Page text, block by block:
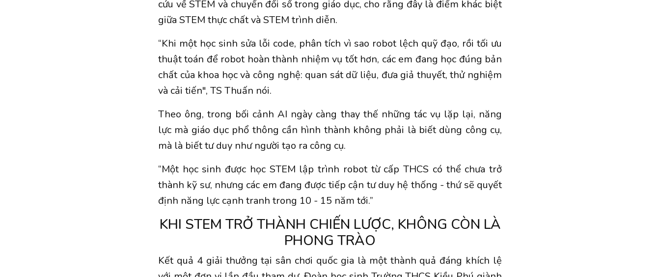
cứu về STEM và chuyển đổi số trong giáo dục, cho rằng đây là điểm khác biệt
giữa STEM thực chất và STEM trình diễn.
“Khi một học sinh sửa lỗi code, phân tích vì sao robot lệch quỹ đạo, rồi tối ưu
thuật toán để robot hoàn thành nhiệm vụ tốt hơn, các em đang học đúng bản
chất của khoa học và công nghệ: quan sát dữ liệu, đưa giả thuyết, thử nghiệm
và cải tiến", TS Thuấn nói.
Theo ông, trong bối cảnh AI ngày càng thay thế những tác vụ lặp lại, năng
lực mà giáo dục phổ thông cần hình thành không phải là biết dùng công cụ,
mà là biết tư duy như người tạo ra công cụ.
“Một học sinh được học STEM lập trình robot từ cấp THCS có thể chưa trở
thành kỹ sư, nhưng các em đang được tiếp cận tư duy hệ thống - thứ sẽ quyết
định năng lực cạnh tranh trong 10 - 15 năm tới.”
KHI STEM TRỞ THÀNH CHIẾN LƯỢC, KHÔNG CÒN LÀ
PHONG TRÀO
Kết quả 4 giải thưởng tại sân chơi quốc gia là một thành quả đáng khích lệ